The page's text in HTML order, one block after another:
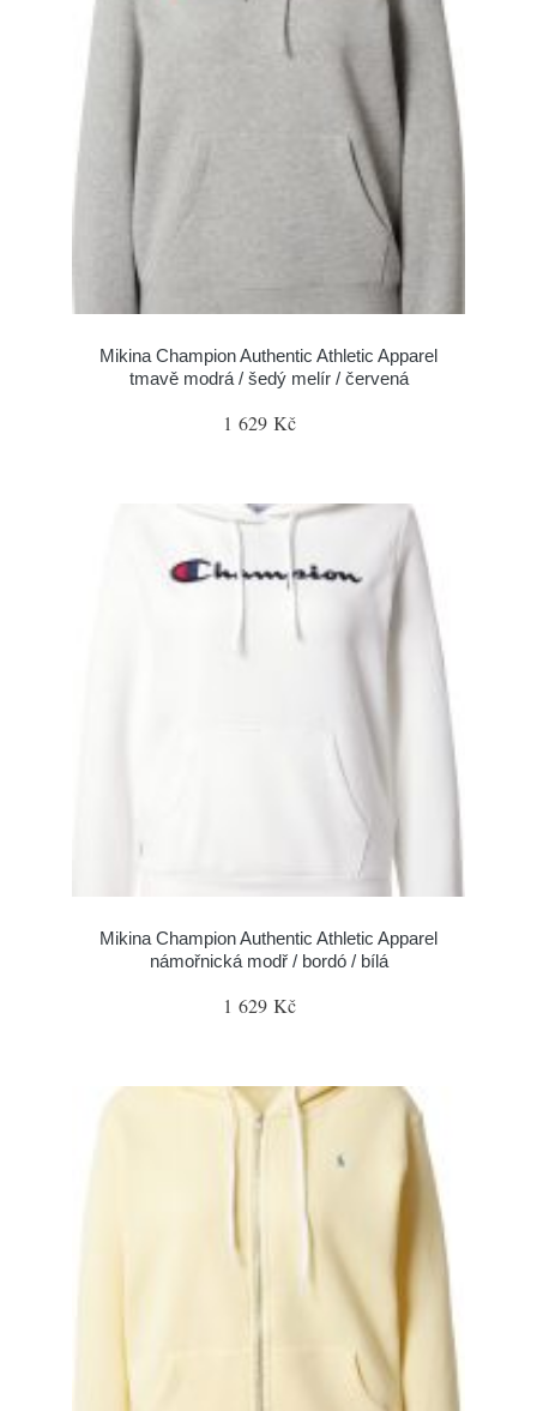
Mikina Champion Authentic Athletic Apparel
tmavě modrá / šedý melír / červená
1 629 Kč
Mikina Champion Authentic Athletic Apparel
námořnická modř / bordó / bílá
1 629 Kč